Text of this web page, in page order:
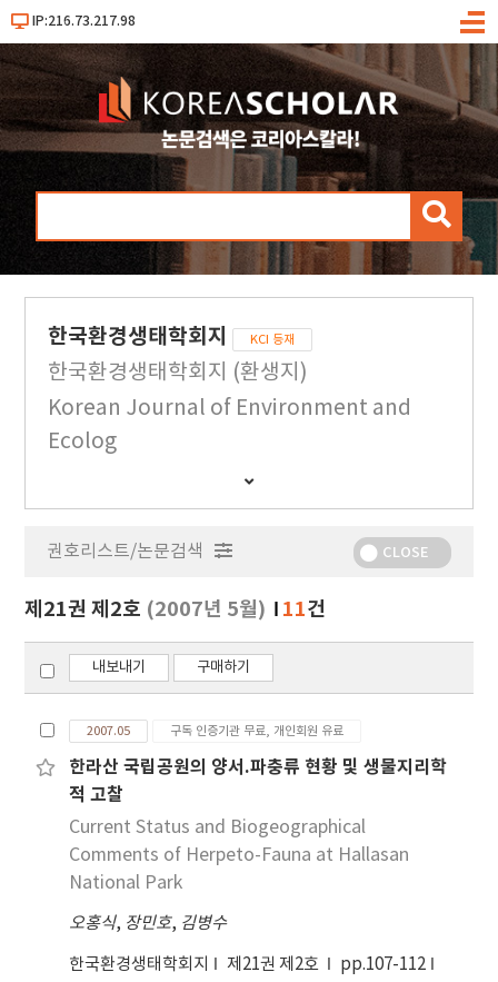
IP:216.73.217.98
메
검
한국환경생태학회지 KCI 등재
한국환경생태학회지 (환생지)
Korean Journal of Environment and
Ecolog
간
행
보
기
권호리스트/논문검색 CLOSE
제21권 제2호 (2007년 5월) 11건
내보내기 구매하기
2007.05 구독 인증기관 무료, 개인회원 유료
한라산 국립공원의 양서.파충류 현황 및 생물지리학
적 고찰
Current Status and Biogeographical
Comments of Herpeto-Fauna at Hallasan
National Park
오홍식, 장민호, 김병수
한국환경생태학회지 제21권 제2호
pp.107-112